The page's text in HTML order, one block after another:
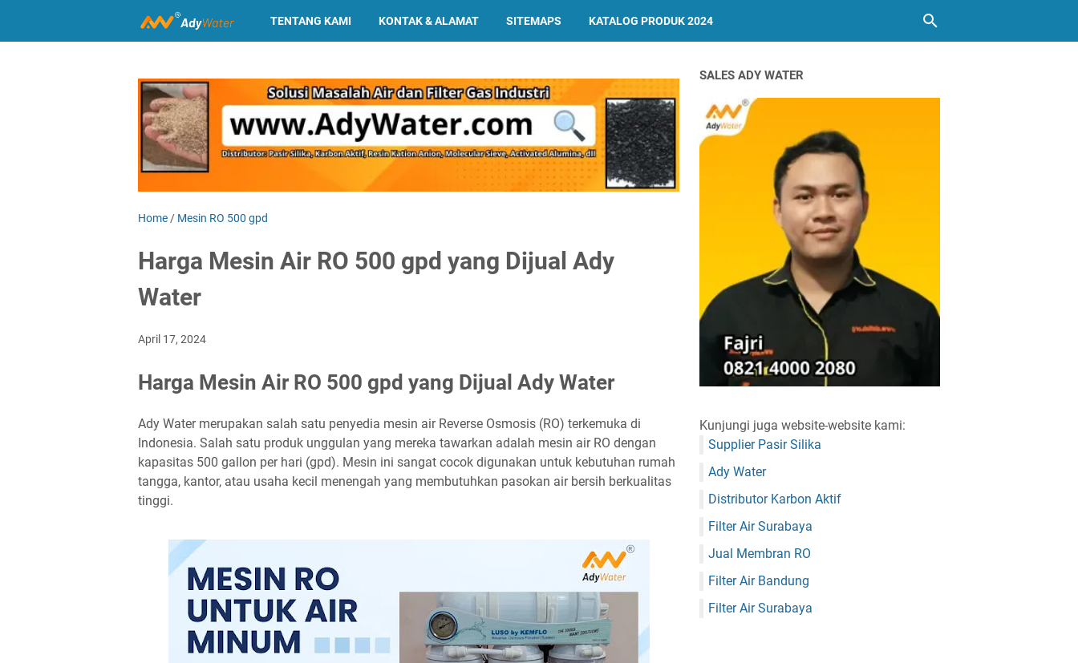
TENTANG KAMI KONTAK & ALAMAT SITEMAPS KATALOG PRODUK 2024
Home / Mesin RO 500 gpd
Harga Mesin Air RO 500 gpd yang Dijual Ady
Water
April 17, 2024
Harga Mesin Air RO 500 gpd yang Dijual Ady Water
Ady Water merupakan salah satu penyedia mesin air Reverse Osmosis (RO) terkemuka di
Indonesia. Salah satu produk unggulan yang mereka tawarkan adalah mesin air RO dengan
kapasitas 500 gallon per hari (gpd). Mesin ini sangat cocok digunakan untuk kebutuhan rumah
tangga, kantor, atau usaha kecil menengah yang membutuhkan pasokan air bersih berkualitas
tinggi.
SALES ADY WATER
Kunjungi juga website-website kami:
Supplier Pasir Silika
Ady Water
Distributor Karbon Aktif
Filter Air Surabaya
Jual Membran RO
Filter Air Bandung
Filter Air Surabaya